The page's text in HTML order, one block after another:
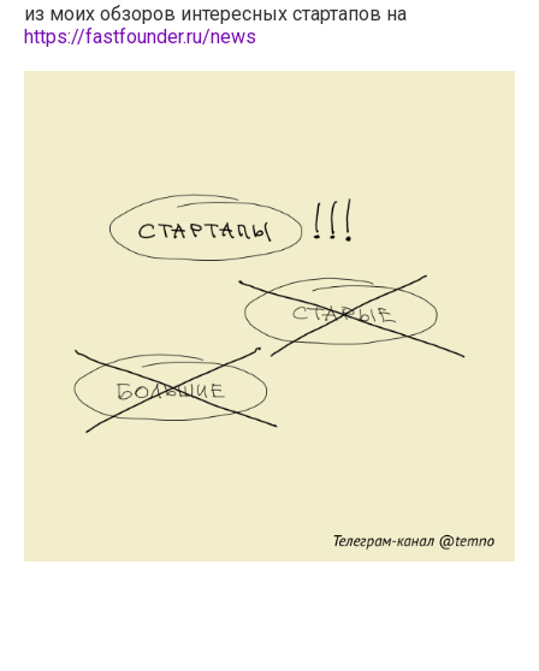
из моих обзоров интересных стартапов на
https://fastfounder.ru/news